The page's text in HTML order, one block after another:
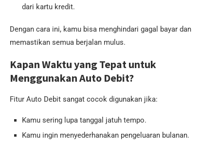
dari kartu kredit.
Dengan cara ini, kamu bisa menghindari gagal bayar dan
memastikan semua berjalan mulus.
Kapan Waktu yang Tepat untuk
Menggunakan Auto Debit?
Fitur Auto Debit sangat cocok digunakan jika:
Kamu sering lupa tanggal jatuh tempo.
Kamu ingin menyederhanakan pengeluaran bulanan.